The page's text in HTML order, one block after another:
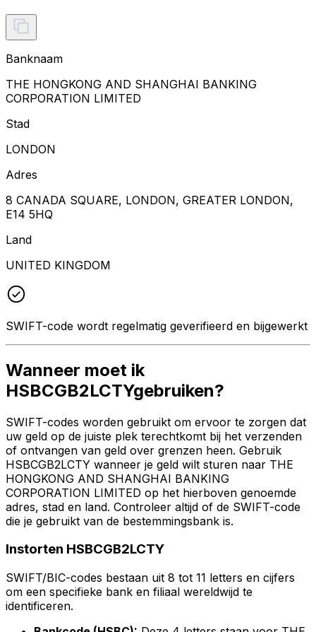
Banknaam
THE HONGKONG AND SHANGHAI BANKING
CORPORATION LIMITED
Stad
LONDON
Adres
8 CANADA SQUARE, LONDON, GREATER LONDON,
E14 5HQ
Land
UNITED KINGDOM
SWIFT-code wordt regelmatig geverifieerd en bijgewerkt
Wanneer moet ik
HSBCGB2LCTYgebruiken?
SWIFT-codes worden gebruikt om ervoor te zorgen dat
uw geld op de juiste plek terechtkomt bij het verzenden
of ontvangen van geld over grenzen heen. Gebruik
HSBCGB2LCTY wanneer je geld wilt sturen naar THE
HONGKONG AND SHANGHAI BANKING
CORPORATION LIMITED op het hierboven genoemde
adres, stad en land. Controleer altijd of de SWIFT-code
die je gebruikt van de bestemmingsbank is.
Instorten HSBCGB2LCTY
SWIFT/BIC-codes bestaan uit 8 tot 11 letters en cijfers
om een specifieke bank en filiaal wereldwijd te
identificeren.